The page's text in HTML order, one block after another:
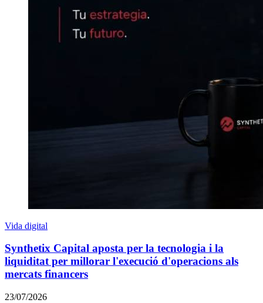
Vida digital
Synthetix Capital aposta per la tecnologia i la
liquiditat per millorar l'execució d'operacions als
mercats financers
23/07/2026